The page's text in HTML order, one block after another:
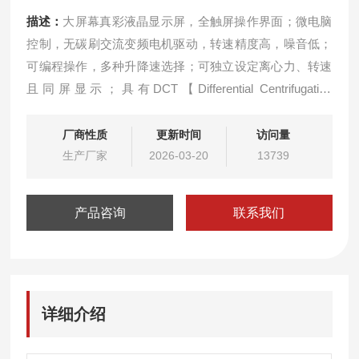
描述： 大屏幕真彩液晶显示屏，全触屏操作界面；微电脑
控制，无碳刷交流变频电机驱动，转速精度高，噪音低；
可编程操作，多种升降速选择；可独立设定离心力、转速
且同屏显示；具有DCT【Differential Centrifugation
广泛适用于：教学、科研、生化制品、医疗检验、食品安
全、农产品检测、畜牧与水产检测、微生物、分子化学、
厂商性质
生产厂家
更新时间
2026-03-20
访问量
13739
产品咨询 联系我们
详细介绍